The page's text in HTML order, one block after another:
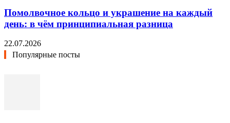
Помолвочное кольцо и украшение на каждый
день: в чём принципиальная разница
22.07.2026
Популярные посты